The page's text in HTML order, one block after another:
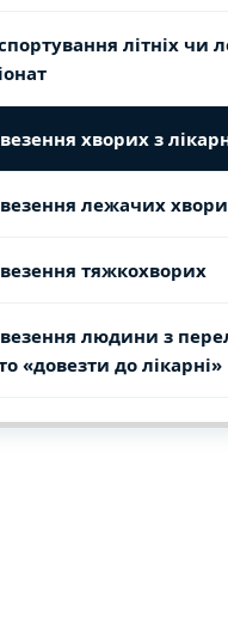
літніх чи
хворих з
лежачих
тяжкохворих
людини з
«довезти до лікарні»